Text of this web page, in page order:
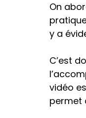
On
y a
C’est
vidéo
permet